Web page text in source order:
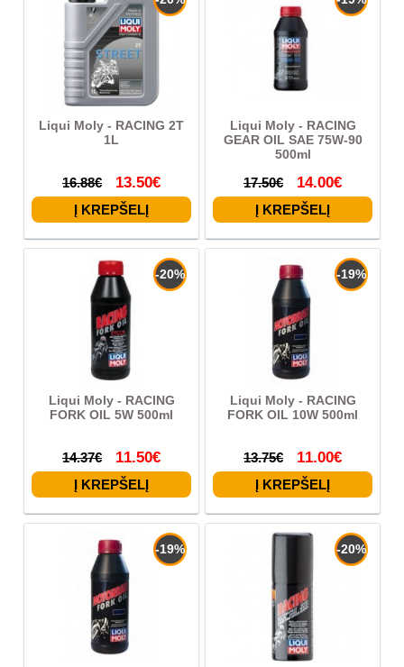
Liqui Moly - RACING 2T
1L
16.88€ 13.50€
Liqui Moly - RACING
GEAR OIL SAE 75W-90
500ml
17.50€ 14.00€
-20%
Liqui Moly - RACING
FORK OIL 5W 500ml
14.37€ 11.50€
-19%
Liqui Moly - RACING
FORK OIL 10W 500ml
13.75€ 11.00€
-19% -20%